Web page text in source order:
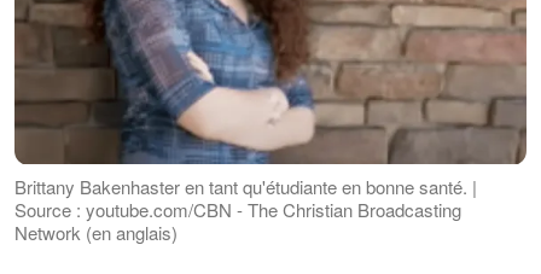
Brittany Bakenhaster en tant qu'étudiante en bonne santé. |
Source : youtube.com/CBN - The Christian Broadcasting
Network (en anglais)